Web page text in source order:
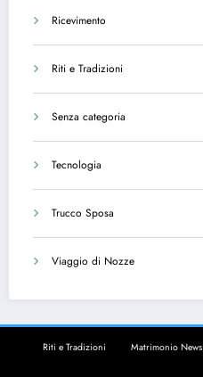
Ricevimento
Riti e Tradizioni
Senza categoria
Tecnologia
Trucco Sposa
Viaggio di Nozze
Riti e Tradizioni Matrimonio News